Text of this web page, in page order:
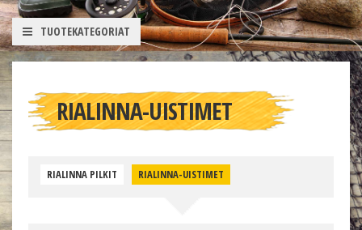
TUOTEKATEGORIAT
RIALINNA-UISTIMET
RIALINNA PILKIT RIALINNA-UISTIMET